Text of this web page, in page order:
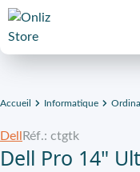
Accueil Informatique
Dell Réf.: ctgtk
Dell Pro 14"